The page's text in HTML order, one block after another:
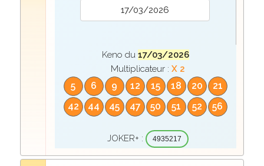
Keno du 17/03/2026
Multiplicateur : X 2
5 6 9 12 15 18 20
21
42
44 45 47 50 51 52 56
JOKER+ : 4935217